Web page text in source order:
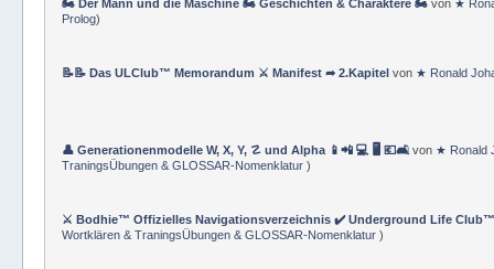
🏍 Der Mann und die Maschine 🏍 Geschichten & Charaktere 🏍 von ★
Prolog)
📝📝 Das ULClub™ Memorandum ⚔ Manifest ➦ 2.Kapitelvon ★ Ronald
👤 Generationenmodelle W, X, Y, ☡ und Alpha 📱📲 💻 🖥️ 💶🛋️ von ★ Ronald
TraningsÜbungen & GLOSSAR-Nomenklatur)
⚔️ Bodhie™ Offizielles Navigationsverzeichnis ✔️ Underground Life Club™
Wortklären & TraningsÜbungen & GLOSSAR-Nomenklatur)